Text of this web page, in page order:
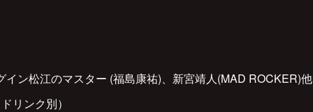
ン松江のマスター (福島康祐)、新宮靖人(MAD ROCKER)他
リンク別）